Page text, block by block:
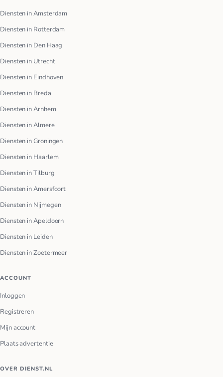
Diensten in Amsterdam
Diensten in Rotterdam
Diensten in Den Haag
Diensten in Utrecht
Diensten in Eindhoven
Diensten in Breda
Diensten in Arnhem
Diensten in Almere
Diensten in Groningen
Diensten in Haarlem
Diensten in Tilburg
Diensten in Amersfoort
Diensten in Nijmegen
Diensten in Apeldoorn
Diensten in Leiden
Diensten in Zoetermeer
ACCOUNT
Inloggen
Registreren
Mijn account
Plaats advertentie
OVER DIENST.NL